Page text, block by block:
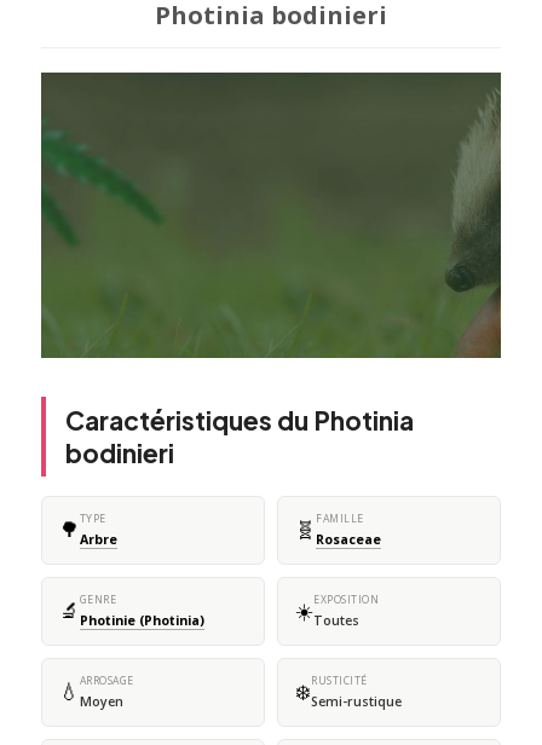
Photinia bodinieri
Caractéristiques du Photinia
bodinieri
🌳 TYPE
Arbre 🧬 FAMILLE
Rosaceae
🔬 GENRE
Photinie (Photinia) ☀️EXPOSITION
Toutes
💧 ARROSAGE
Moyen ❄️RUSTICITÉ
Semi-rustique